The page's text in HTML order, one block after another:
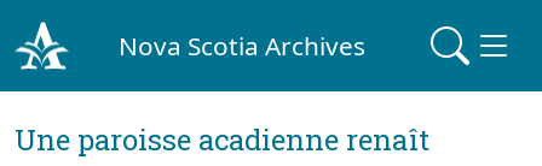
Nova Scotia Archives
Une paroisse acadienne renaît